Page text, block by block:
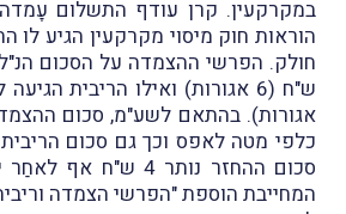
הוראות חוק מיסוי מקרקעין הגיע לו
סכום ההחזר נותר 4
המחייבת הוספת "הפרשי הצמדה